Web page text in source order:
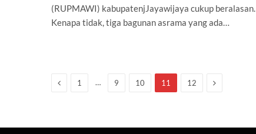
(RUPMAWI) kabupatenjJayawijaya cukup beralasan.
Kenapa tidak, tiga bagunan asrama yang ada…
Previous
1 … 9 10 11 12 Next